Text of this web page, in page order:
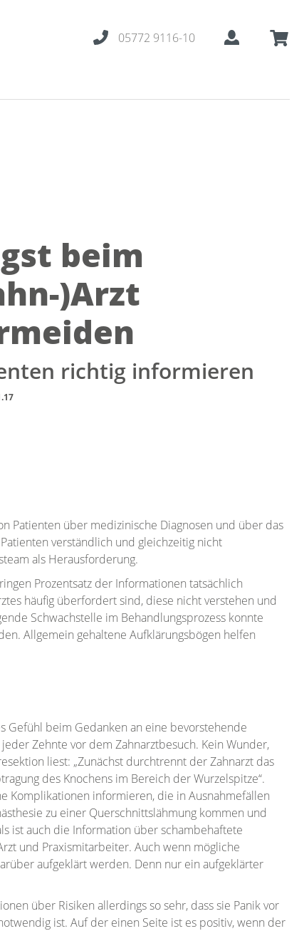
05772 9116-10
beim
)Arzt
richtig informieren
Patienten über medizinische Diagnosen und über das
verständlich und gleichzeitig nicht
als Herausforderung.
Prozentsatz der Informationen tatsächlich
häufig überfordert sind, diese nicht verstehen und
Schwachstelle im Behandlungsprozess konnte
Allgemein gehaltene Aufklärungsbögen helfen
Gefühl beim Gedanken an eine bevorstehende
Zehnte vor dem Zahnarztbesuch. Kein Wunder,
liest: „Zunächst durchtrennt der Zahnarzt das
des Knochens im Bereich der Wurzelspitze“.
Komplikationen informieren, die in Ausnahmefällen
zu einer Querschnittslähmung kommen und
ist auch die Information über schambehaftete
und Praxismitarbeiter. Auch wenn mögliche
aufgeklärt werden. Denn nur ein aufgeklärter
über Risiken allerdings so sehr, dass sie Panik vor
ist. Auf der einen Seite ist es positiv, wenn der